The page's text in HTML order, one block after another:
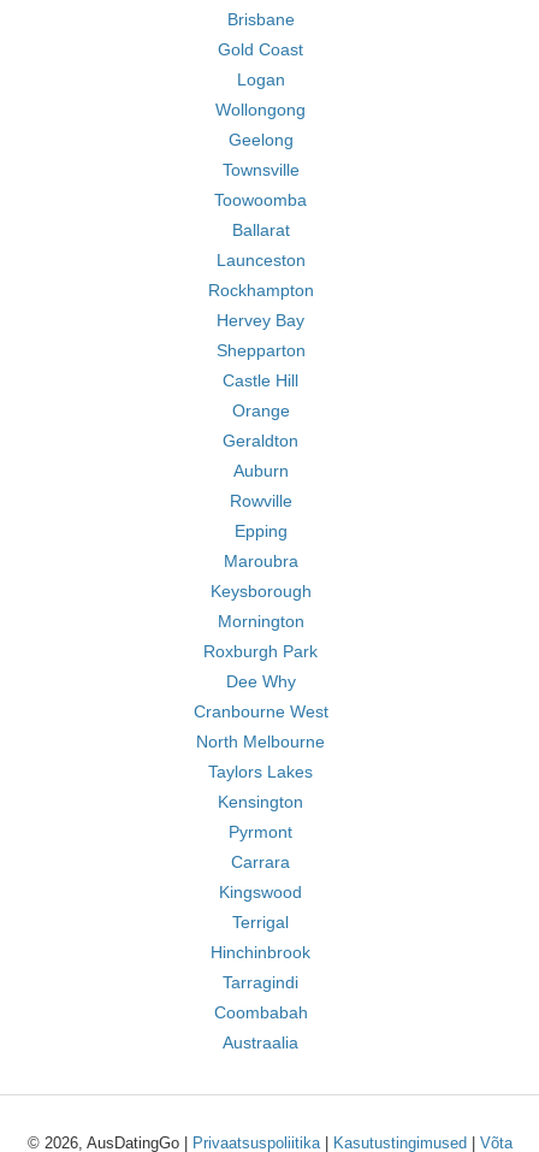
Brisbane
Gold Coast
Logan
Wollongong
Geelong
Townsville
Toowoomba
Ballarat
Launceston
Rockhampton
Hervey Bay
Shepparton
Castle Hill
Orange
Geraldton
Auburn
Rowville
Epping
Maroubra
Keysborough
Mornington
Roxburgh Park
Dee Why
Cranbourne West
North Melbourne
Taylors Lakes
Kensington
Pyrmont
Carrara
Kingswood
Terrigal
Hinchinbrook
Tarragindi
Coombabah
Austraalia
© 2026, AusDatingGo | Privaatsuspoliitika| Kasutustingimused Võta